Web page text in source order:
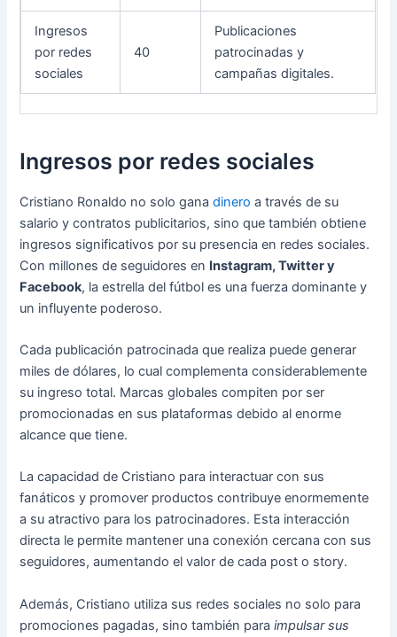
Ingresos
por redes
sociales
40
Publicaciones
patrocinadas y
campañas digitales.
Ingresos por redes sociales
Cristiano Ronaldo no solo ganadinero a través de su
salario y contratos publicitarios, sino que también obtiene
ingresos significativos por su presencia en redes sociales.
Con millones de seguidores en Instagram, Twitter y
Facebook, la estrella del fútbol es una fuerza dominante y
un influyente poderoso.
Cada publicación patrocinada que realiza puede generar
miles de dólares, lo cual complementa considerablemente
su ingreso total. Marcas globales compiten por ser
promocionadas en sus plataformas debido al enorme
alcance que tiene.
La capacidad de Cristiano para interactuar con sus
fanáticos y promover productos contribuye enormemente
a su atractivo para los patrocinadores. Esta interacción
directa le permite mantener una conexión cercana con sus
seguidores, aumentando el valor de cada post o story.
Además, Cristiano utiliza sus redes sociales no solo para
promociones pagadas, sino también paraimpulsar sus